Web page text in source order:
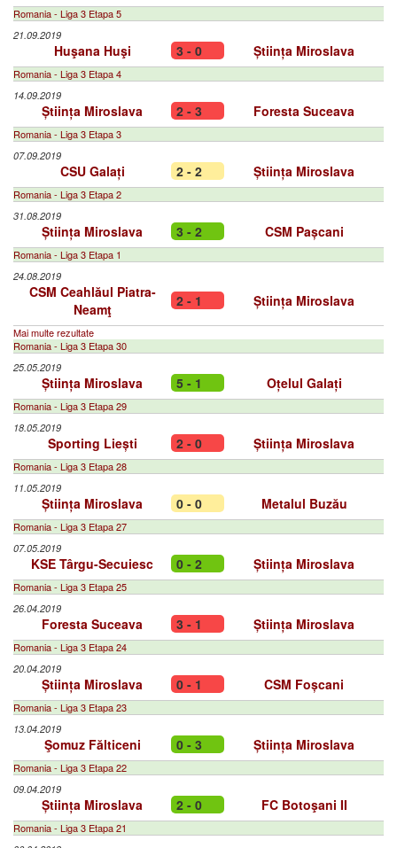
Romania - Liga 3 Etapa 5
21.09.2019
Huşana Huşi 3 - 0 Știința Miroslava
Romania - Liga 3 Etapa 4
14.09.2019
Știința Miroslava 2 - 3 Foresta Suceava
Romania - Liga 3 Etapa 3
07.09.2019
CSU Galați 2 - 2 Știința Miroslava
Romania - Liga 3 Etapa 2
31.08.2019
Știința Miroslava 3 - 2 CSM Pașcani
Romania - Liga 3 Etapa 1
24.08.2019
CSM Ceahlăul Piatra-
Neamţ
2 - 1 Știința Miroslava
Mai multe rezultate
Romania - Liga 3 Etapa 30
25.05.2019
Știința Miroslava 5 - 1 Oțelul Galați
Romania - Liga 3 Etapa 29
18.05.2019
Sporting Liești 2 - 0 Știința Miroslava
Romania - Liga 3 Etapa 28
11.05.2019
Știința Miroslava 0 - 0 Metalul Buzău
Romania - Liga 3 Etapa 27
07.05.2019
KSE Târgu-Secuiesc 0 - 2 Știința Miroslava
Romania - Liga 3 Etapa 25
26.04.2019
Foresta Suceava 3 - 1 Știința Miroslava
Romania - Liga 3 Etapa 24
20.04.2019
Știința Miroslava 0 - 1 CSM Foșcani
Romania - Liga 3 Etapa 23
13.04.2019
Şomuz Fălticeni 0 - 3 Știința Miroslava
Romania - Liga 3 Etapa 22
09.04.2019
Știința Miroslava 2 - 0 FC Botoşani II
Romania - Liga 3 Etapa 21